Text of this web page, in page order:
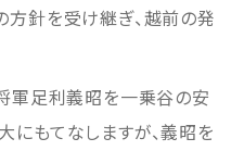
方針を受け継ぎ、越前の発
軍足利義昭を一乗谷の安
にもてなしますが、義昭を